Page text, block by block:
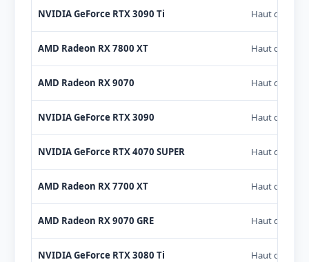
NVIDIA GeForce RTX 3090 Ti Haut de
AMD Radeon RX 7800 XT Haut de
AMD Radeon RX 9070 Haut de
NVIDIA GeForce RTX 3090 Haut de
NVIDIA GeForce RTX 4070 SUPER Haut de
AMD Radeon RX 7700 XT Haut de
AMD Radeon RX 9070 GRE Haut de
NVIDIA GeForce RTX 3080 Ti Haut de